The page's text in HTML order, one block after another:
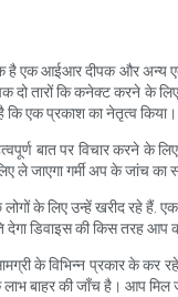
आईआर दीपक और अन्य एक
तारों कि कनेक्ट करने के
एक प्रकाश का नेतृत्व किया।
बात पर विचार करने के
ले जाएगा गर्मी अप के जांच
के लिए उन्हें खरीद रहे
डिवाइस की किस तरह आप
के विभिन्न प्रकार के
बाहर की जाँच है। आप मिल